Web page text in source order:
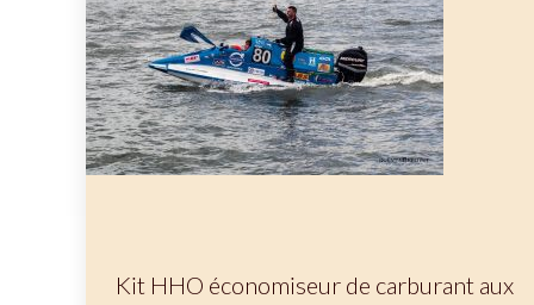
Kit HHO économiseur de carburant aux